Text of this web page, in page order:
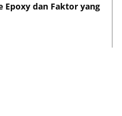
Epoxy dan Faktor yang